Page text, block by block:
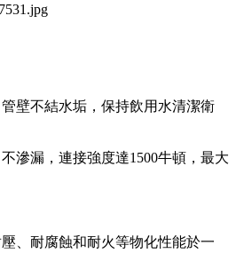
壁不結水垢，保持飲用水清潔衛
漏，連接強度達1500牛頓，最大
壓、耐腐蝕和耐火等物化性能於一